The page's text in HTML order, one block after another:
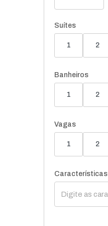
Suítes
1 2
Banheiros
1 2
Vagas
1 2
Características